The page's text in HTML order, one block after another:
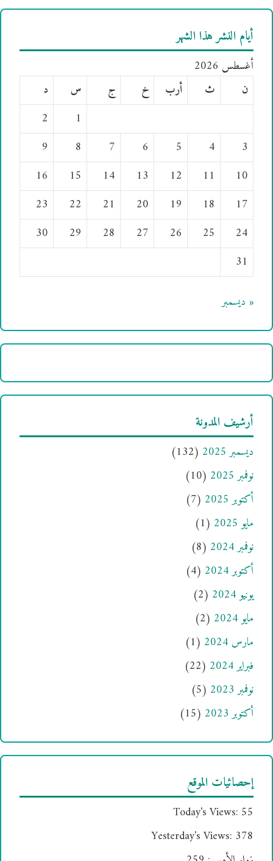
أيام النشر هذا الشهر
أغسطس 2026
ن
ث أرب خ ج س
د
1
2
3
4
5
6
7
8
9
10
11
12
13
14
15
16
17
18
19
20
21
22
23
24
25
26
27
28
29
30
31
« ديسمبر
أرشيف المدونة
ديسمبر 2025
(132)
نوفمبر 2025
(10)
أكتوبر 2025
(7)
مايو 2025
(1)
نوفمبر 2024
(8)
أكتوبر 2024
(4)
يونيو 2024
(2)
مايو 2024
(2)
مارس 2024
(1)
فبراير 2024
(22)
نوفمبر 2023
(5)
أكتوبر 2023
(15)
إحصائيات الموقع
Today's Views: 55
Yesterday's Views: 378